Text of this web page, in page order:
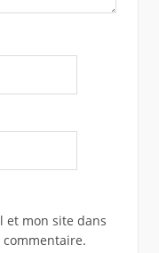
et mon site dans